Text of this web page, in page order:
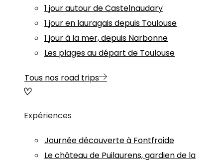
1 jour autour de Castelnaudary
1 jour en lauragais depuis Toulouse
1 jour à la mer, depuis Narbonne
Les plages au départ de Toulouse
Tous nos road trips
Expériences
Journée découverte à Fontfroide
Le château de Puilaurens, gardien de la